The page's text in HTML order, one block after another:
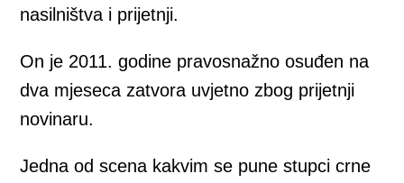
nasilništva i prijetnji.
On je 2011. godine pravosnažno osuđen na
dva mjeseca zatvora uvjetno zbog prijetnji
novinaru.
Jedna od scena kakvim se pune stupci crne